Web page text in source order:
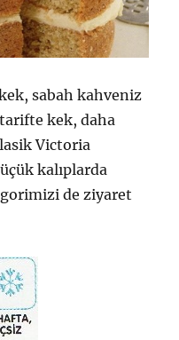
sabah kahveniz
kek, daha
Victoria
kalıplarda
de ziyaret